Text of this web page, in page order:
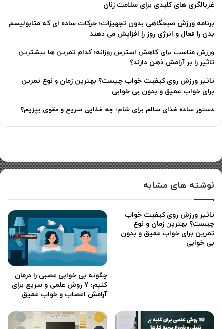
غربالگری های کلیدی برای سلامت زنان
برنامه ورزش صبحگاهی بدون تجهیزات؛ حرکات ساده ای که متابولیسم
بدن را فعال و انرژی روز را افزایش می دهند
ورزش مناسب برای کاهش استرس روزانه؛ کدام تمرین ها بیشترین
تاثیر را بر آرامش ذهن دارند؟
تاثیر ورزش روی کیفیت خواب چیست؟ بهترین زمان و نوع تمرین
برای خواب عمیق و بدون بی خوابی
دستور ساده غذای سالم برای شام؛ چه غذایی سریع و مقوی بپزیم؟
نوشته های مشابه
تاثیر ورزش روی کیفیت خواب
چیست؟ بهترین زمان و نوع
تمرین برای خواب عمیق و بدون
بی خوابی
چگونه بی خوابی عصبی را درمان
کنیم؛ 7 روش علمی و سریع برای
آرامش اعصاب و خواب عمیق